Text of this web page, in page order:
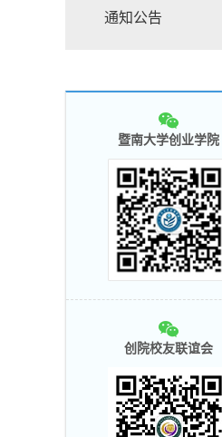
通知公告
暨南大学创业学院
创院校友联谊会